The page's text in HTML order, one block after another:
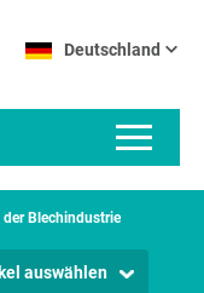
Deutschland
der Blechindustrie
auswählen